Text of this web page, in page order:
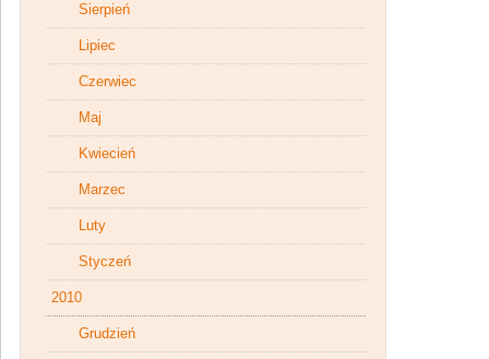
Sierpień
Lipiec
Czerwiec
Maj
Kwiecień
Marzec
Luty
Styczeń
2010
Grudzień